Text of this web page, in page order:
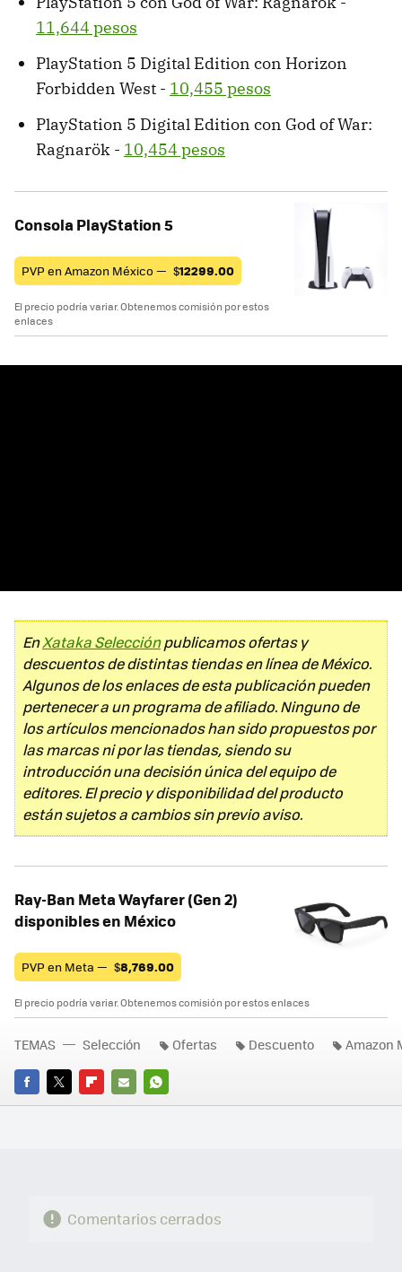
11,644 pesos
PlayStation 5 Digital Edition con Horizon
Forbidden West - 10,455 pesos
PlayStation 5 Digital Edition con God of War:
Ragnarök - 10,454 pesos
Consola PlayStation 5
PVP en Amazon México — $12299.00
El precio podría variar. Obtenemos comisión por estos
enlaces
EnXataka Selecciónpublicamos ofertas y
descuentos de distintas tiendas en línea de México.
Algunos de los enlaces de esta publicación pueden
pertenecer a un programa de afiliado. Ninguno de
los artículos mencionados han sido propuestos por
las marcas ni por las tiendas, siendo su
introducción una decisión única del equipo de
editores. El precio y disponibilidad del producto
están sujetos a cambios sin previo aviso.
Ray-Ban Meta Wayfarer (Gen 2)
disponibles en México
PVP en Meta — $8,769.00
El precio podría variar. Obtenemos comisión por estos enlaces
FACEBOOK
TWITTERFLIPBOARD
E-
WHATSAPP
TEMAS Selección Ofertas Descuento Amazon
Comentarios cerrados